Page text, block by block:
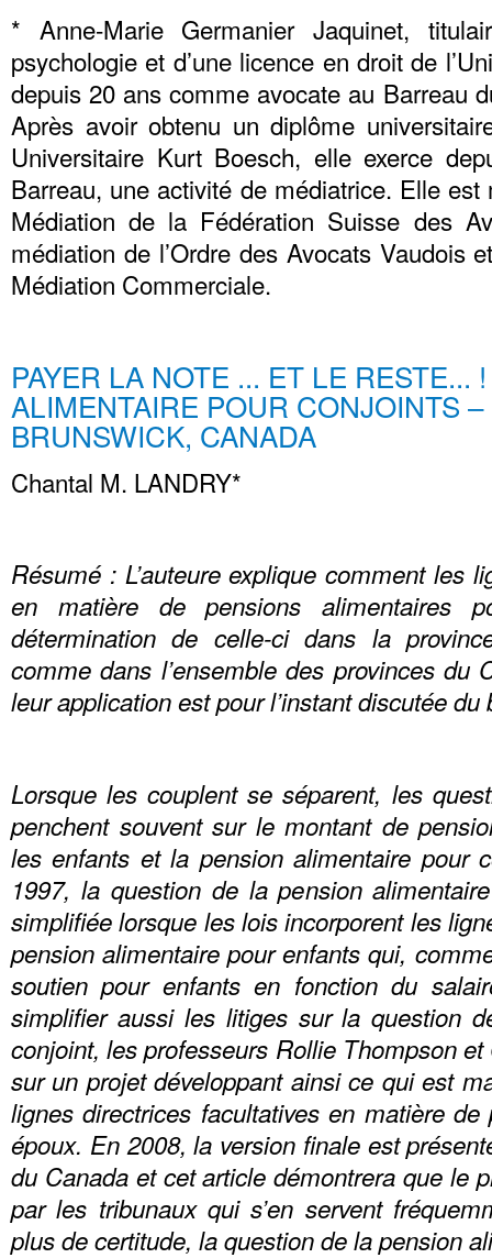
* Anne-Marie Germanier Jaquinet,
psychologie et d’une licence en droit de
depuis 20 ans comme avocate au Barreau
Après avoir obtenu un diplôme
Universitaire Kurt Boesch, elle exerce
Barreau, une activité de médiatrice. Elle
Médiation de la Fédération Suisse des
médiation de l’Ordre des Avocats Vaudois
Médiation Commerciale.
PAYER LA NOTE ... ET LE RESTE...
ALIMENTAIRE POUR CONJOINTS
BRUNSWICK, CANADA
Chantal M. LANDRY*
Résumé : L’auteure explique comment les
en matière de pensions alimentaires
détermination de celle-ci dans la
comme dans l’ensemble des provinces du
leur application est pour l’instant discutée du
Lorsque les couplent se séparent, les
penchent souvent sur le montant de
les enfants et la pension alimentaire pour
1997, la question de la pension
simplifiée lorsque les lois incorporent les
pension alimentaire pour enfants qui,
soutien pour enfants en fonction du
simplifier aussi les litiges sur la question
conjoint, les professeurs Rollie Thompson
sur un projet développant ainsi ce qui est
lignes directrices facultatives en matière
époux. En 2008, la version finale est
du Canada et cet article démontrera que le
par les tribunaux qui s’en servent
plus de certitude, la question de la pension